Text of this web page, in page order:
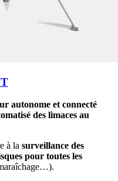
autonome et connecté
des limaces au
à la surveillance des
pour toutes les